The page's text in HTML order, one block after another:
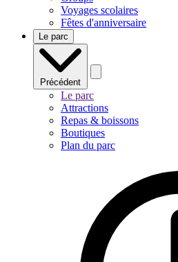
Voyages scolaires
Fêtes d'anniversaire
Le parc
Précédent
Le parc
Attractions
Repas & boissons
Boutiques
Plan du parc